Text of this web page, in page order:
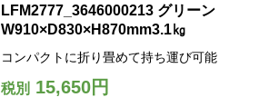
LFM2777_3646000213 グリーン
W910×D830×H870mm3.1㎏
コンパクトに折り畳めて持ち運び可能
税別15,650円